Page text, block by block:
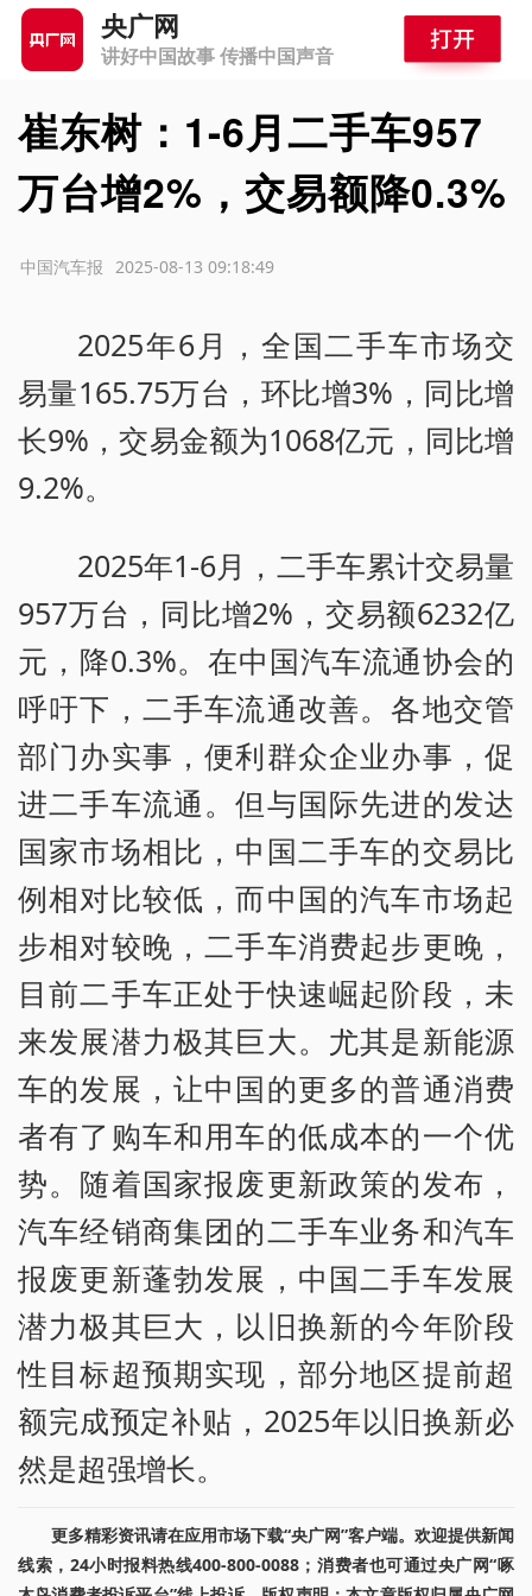
央广网
讲好中国故事 传播中国声音
崔东树：1-6月二手车957
万台增2%，交易额降0.3%
2025-08-13 09:18:49
中国汽车报
2025年6月，全国二手车市场交
易量165.75万台，环比增3%，同比增
长9%，交易金额为1068亿元，同比增
9.2%。
2025年1-6月，二手车累计交易量
957万台，同比增2%，交易额6232亿
元，降0.3%。在中国汽车流通协会的
呼吁下，二手车流通改善。各地交管
部门办实事，便利群众企业办事，促
进二手车流通。但与国际先进的发达
国家市场相比，中国二手车的交易比
例相对比较低，而中国的汽车市场起
步相对较晚，二手车消费起步更晚，
目前二手车正处于快速崛起阶段，未
来发展潜力极其巨大。尤其是新能源
车的发展，让中国的更多的普通消费
者有了购车和用车的低成本的一个优
势。随着国家报废更新政策的发布，
汽车经销商集团的二手车业务和汽车
报废更新蓬勃发展，中国二手车发展
潜力极其巨大，以旧换新的今年阶段
性目标超预期实现，部分地区提前超
额完成预定补贴，2025年以旧换新必
然是超强增长。
更多精彩资讯请在应用市场下载“央广网”客户端。欢迎提供新闻
线索，24小时报料热线400-800-0088；消费者也可通过央广网“啄